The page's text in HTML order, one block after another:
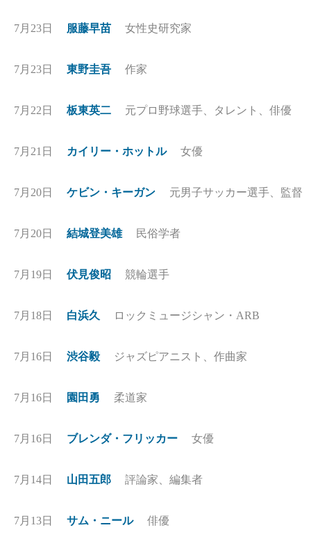
7月23日 服藤早苗 女性史研究家
7月23日 東野圭吾 作家
7月22日 板東英二 元プロ野球選手、タレント、俳優
7月21日 カイリー・ホットル 女優
7月20日 ケビン・キーガン 元男子サッカー選手、監督
7月20日 結城登美雄 民俗学者
7月19日 伏見俊昭 競輪選手
7月18日 白浜久 ロックミュージシャン・ARB
7月16日 渋谷毅 ジャズピアニスト、作曲家
7月16日 園田勇 柔道家
7月16日 ブレンダ・フリッカー 女優
7月14日 山田五郎 評論家、編集者
7月13日 サム・ニール 俳優